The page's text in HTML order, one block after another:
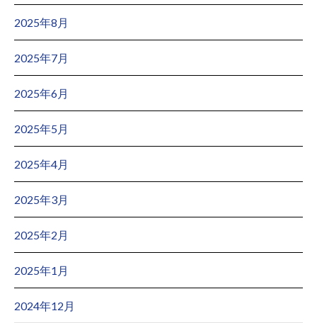
2025年8月
2025年7月
2025年6月
2025年5月
2025年4月
2025年3月
2025年2月
2025年1月
2024年12月